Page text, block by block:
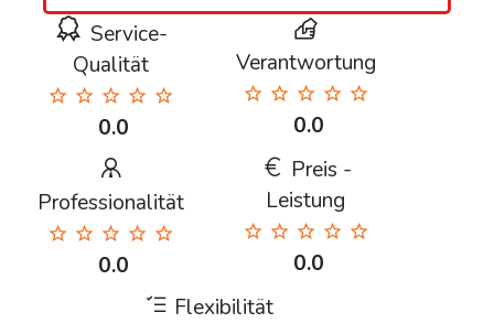
Service-
Qualität
0.0
Verantwortung
0.0
Professionalität
0.0
Preis -
Leistung
0.0
Flexibilität